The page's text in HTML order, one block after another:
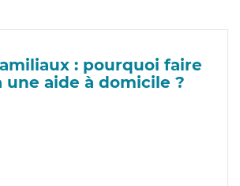
: pourquoi faire
une aide à domicile ?